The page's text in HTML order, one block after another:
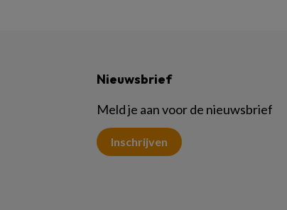
Nieuwsbrief
Meld je aan voor de nieuwsbrief
Inschrijven